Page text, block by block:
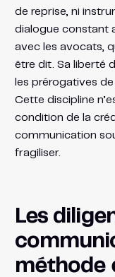
de reprise, ni
dialogue constant
avec les avocats,
être dit. Sa liberté
les prérogatives
Cette discipline
condition de la
communication
fragiliser.
Les
méthode